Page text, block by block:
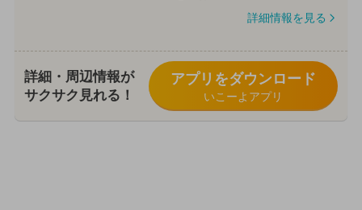
詳細情報を見る
詳細・周辺情報が
サクサク見れる！
アプリをダウンロード
いこーよアプリ